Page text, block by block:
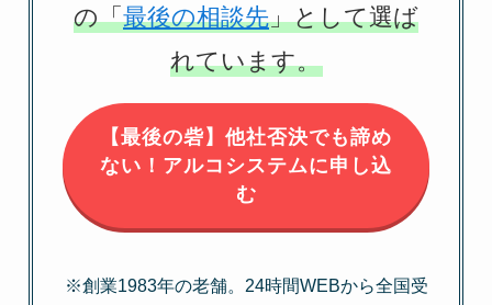
の「最後の相談先」として選ば
れています。
【最後の砦】他社否決でも諦め
ない！アルコシステムに申し込
む
※創業1983年の老舗。24時間WEBから全国受